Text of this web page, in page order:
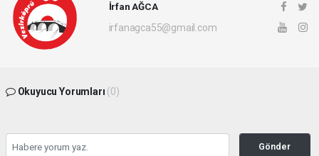
İrfan AĞCA
irfanagca55@gmail.com
Okuyucu Yorumları (0)
Gönder